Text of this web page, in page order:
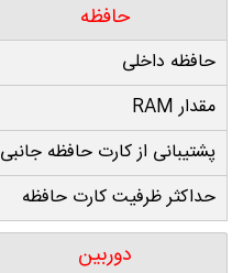
حافظه
حافظه داخلی
مقدار RAM
پشتيبانی از کارت حافظه جانبی
حداکثر ظرفيت کارت حافظه
دوربين